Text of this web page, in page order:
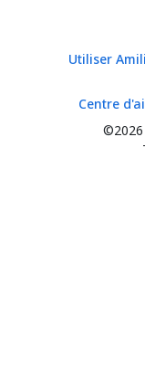
Utiliser
©2026
Centre